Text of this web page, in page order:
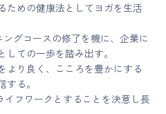
ための健康法としてヨガを生活
ングコースの修了を機に、企業に
ての一歩を踏み出す。
より良く、こころを豊かにする
る。
イフワークとすることを決意し長